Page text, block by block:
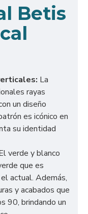
Betis
La
rayas
un diseño
es icónico en
su identidad
verde y blanco
que es
actual. Además,
y acabados que
90, brindando un